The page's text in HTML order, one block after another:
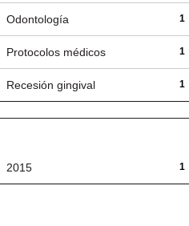
1
Odontología
1
Protocolos médicos
1
Recesión gingival
1
2015